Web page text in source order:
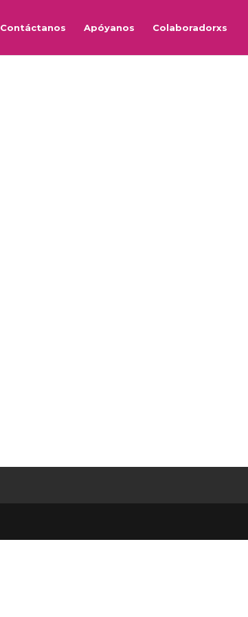
Contáctanos Apóyanos Colaboradorxs